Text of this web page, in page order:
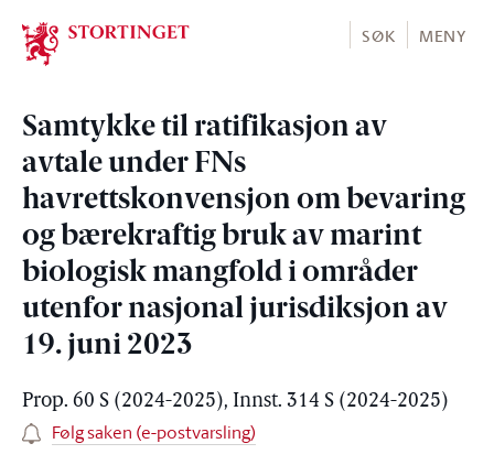
Stortinget.no
SØK MENY
Samtykke til ratifikasjon av
avtale under FNs
havrettskonvensjon om bevaring
og bærekraftig bruk av marint
biologisk mangfold i områder
utenfor nasjonal jurisdiksjon av
19. juni 2023
Prop. 60 S (2024-2025), Innst. 314 S (2024-2025)
Følg saken (e-postvarsling)